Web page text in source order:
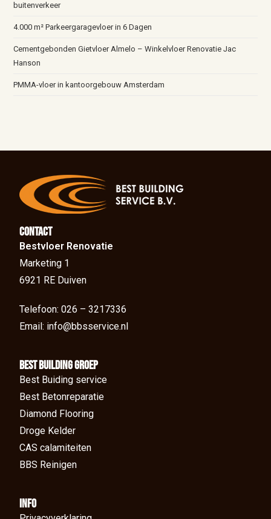
buitenverkeer
4.000 m² Parkeergaragevloer in 6 Dagen
Cementgebonden Gietvloer Almelo – Winkelvloer Renovatie Jac
Hanson
PMMA-vloer in kantoorgebouw Amsterdam
Contact
Bestvloer Renovatie
Marketing 1
6921 RE Duiven
Telefoon: 026 – 3217336
Email: info@bbsservice.nl
BEst Building groep
Best Buiding service
Best Betonreparatie
Diamond Flooring
Droge Kelder
CAS calamiteiten
BBS Reinigen
Info